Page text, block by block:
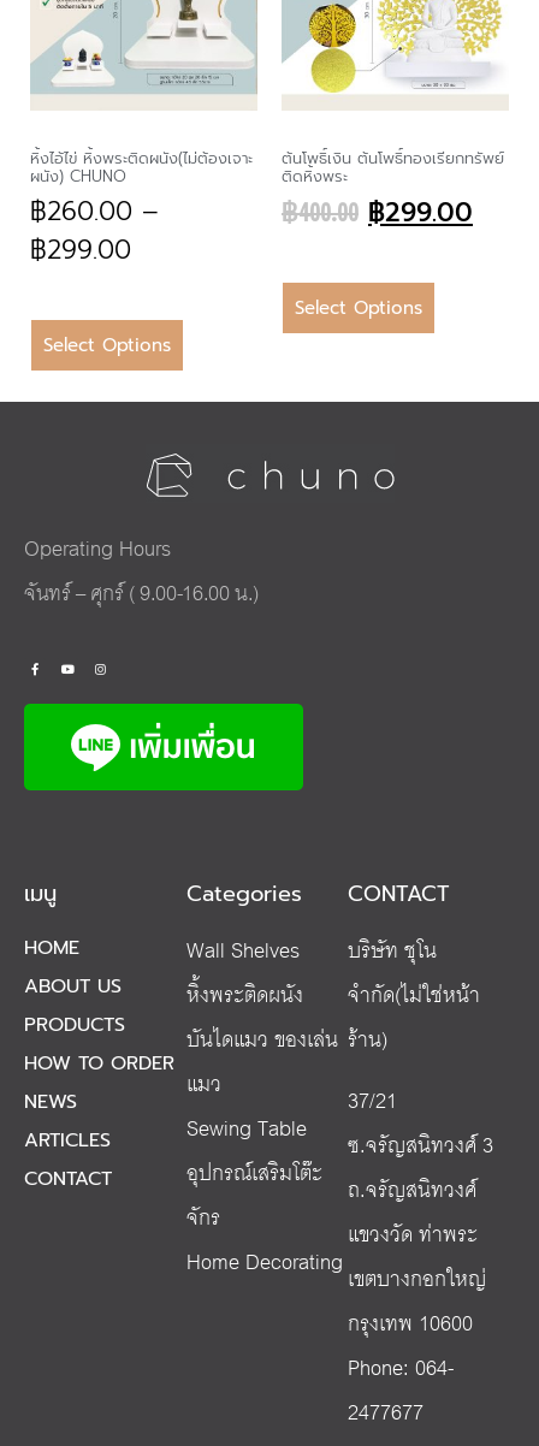
หิ้งไอ้ไข่ หิ้งพระติดผนัง(ไม่ต้องเจาะ
ผนัง) CHUNO
฿260.00 –
฿299.00
Select Options
ต้นโพธิ์เงิน ต้นโพธิ์ทองเรียกทรัพย์
ติดหิ้งพระ
฿400.00 ฿299.00
Select Options
Operating Hours
จันทร์ – ศุกร์ ( 9.00-16.00 น.)
เมนู
HOME
ABOUT US
PRODUCTS
HOW TO ORDER
NEWS
ARTICLES
CONTACT
Categories
Wall Shelves
หิ้งพระติดผนัง
บันไดแมว ของเล่น
แมว
Sewing Table
อุปกรณ์เสริมโต๊ะ
จักร
Home Decorating
CONTACT
บริษัท ชุโน
จำกัด(ไม่ใช่หน้า
ร้าน)
37/21
ซ.จรัญสนิทวงศ์ 3
ถ.จรัญสนิทวงศ์
แขวงวัด ท่าพระ
เขตบางกอกใหญ่
กรุงเทพ 10600
Phone: 064-
2477677